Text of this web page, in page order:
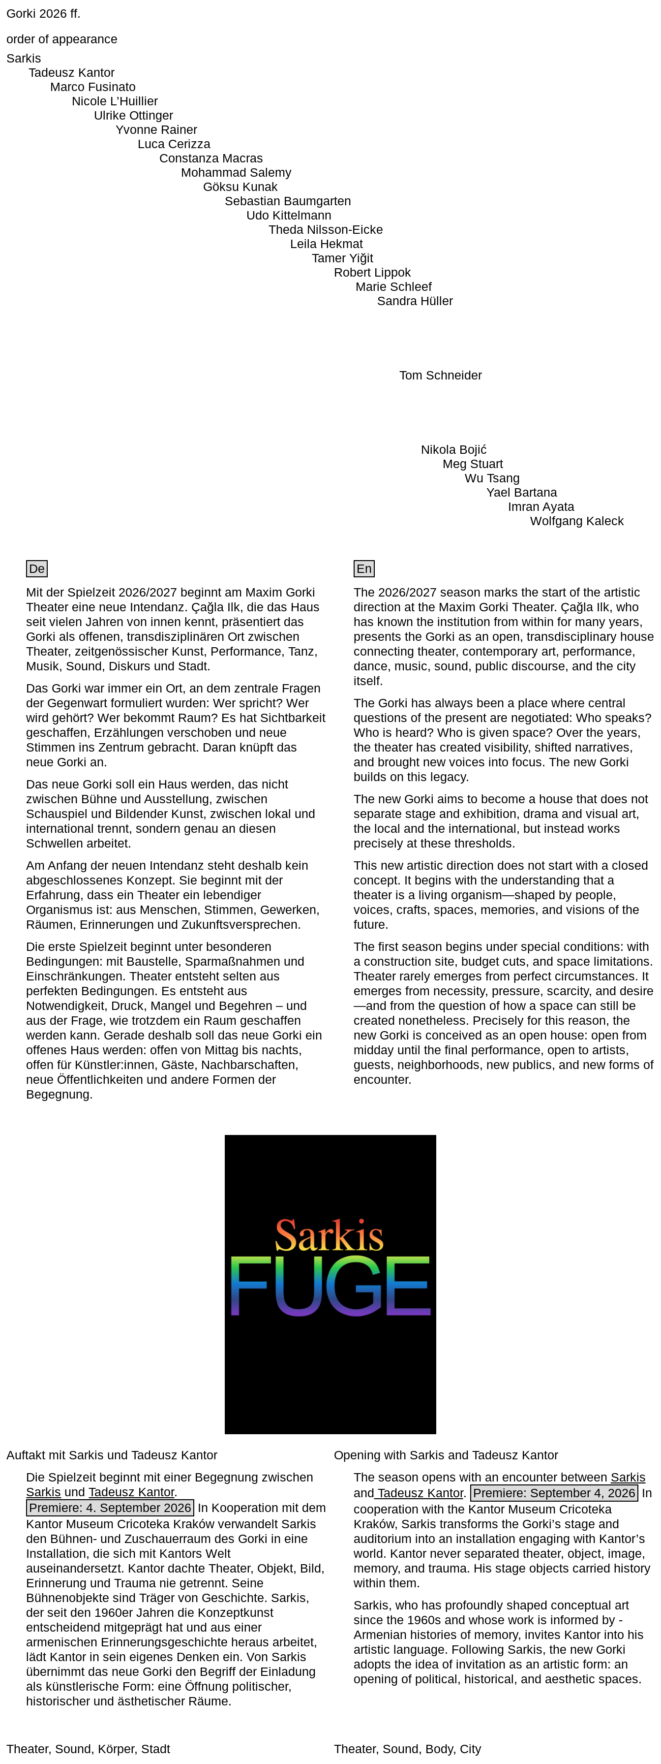
Gorki 2026 ff.
order of appearance
Sarkis
Tadeusz Kantor
Marco Fusinato
Nicole L’Huillier
Ulrike Ottinger
Yvonne Rainer
Luca Cerizza
Constanza Macras
Mohammad Salemy
Göksu Kunak
Sebastian Baumgarten
Udo Kittelmann
Theda Nilsson-Eicke
Leila Hekmat
Tamer Yiğit
Robert Lippok
Marie Schleef
Sandra Hüller
Tom Schneider
Nikola Bojić
Meg Stuart
Wu Tsang
Yael Bartana
Imran Ayata
Wolfgang Kaleck
De
Mit der Spielzeit 2026/2027 beginnt am Maxim Gorki
Theater eine neue Intendanz. Çağla Ilk, die das Haus
seit vielen Jahren von innen kennt, präsentiert das
Gorki als offenen, transdisziplinären Ort zwischen
Theater, zeitgenössischer Kunst, Performance, Tanz,
Musik, Sound, Diskurs und Stadt.
Das Gorki war immer ein Ort, an dem zentrale Fragen
der Gegenwart formuliert wurden: Wer spricht? Wer
wird gehört? Wer bekommt Raum? Es hat Sichtbarkeit
geschaffen, Erzählungen verschoben und neue
Stimmen ins Zentrum gebracht. Daran knüpft das
neue Gorki an.
Das neue Gorki soll ein Haus werden, das nicht
zwischen Bühne und Ausstellung, zwischen
Schauspiel und Bildender Kunst, zwischen lokal und
international trennt, sondern genau an diesen
Schwellen arbeitet.
Am Anfang der neuen Intendanz steht deshalb kein
abgeschlossenes Konzept. Sie beginnt mit der
Erfahrung, dass ein Theater ein lebendiger
Organismus ist: aus Menschen, Stimmen, Gewerken,
Räumen, Erinnerungen und Zukunftsversprechen.
Die erste Spielzeit beginnt unter besonderen
Bedingungen: mit Baustelle, Sparmaßnahmen und
Einschränkungen. Theater entsteht selten aus
perfekten Bedingungen. Es entsteht aus
Notwendigkeit, Druck, Mangel und Begehren – und
aus der Frage, wie trotzdem ein Raum geschaffen
werden kann. Gerade deshalb soll das neue Gorki ein
offenes Haus werden: offen von Mittag bis nachts,
offen für Künstler:innen, Gäste, Nachbarschaften,
neue Öffentlichkeiten und andere Formen der
Begegnung.
En
The 2026/2027 season marks the start of the artistic
direction at the Maxim Gorki Theater. Çağla Ilk, who
has known the institution from within for many years,
presents the Gorki as an open, transdisciplinary house
connecting theater, contemporary art, performance,
dance, music, sound, public discourse, and the city
itself.
The Gorki has always been a place where central
questions of the present are negotiated: Who speaks?
Who is heard? Who is given space? Over the years,
the theater has created visibility, shifted narratives,
and brought new voices into focus. The new Gorki
builds on this legacy.
The new Gorki aims to become a house that does not
separate stage and exhibition, drama and visual art,
the local and the international, but instead works
precisely at these thresholds.
This new artistic direction does not start with a closed
concept. It begins with the understanding that a
theater is a living organism—shaped by people,
voices, crafts, spaces, memories, and visions of the
future.
The first season begins under special conditions: with
a construction site, budget cuts, and space limitations.
Theater rarely emerges from perfect circumstances. It
emerges from necessity, pressure, scarcity, and desire
—and from the question of how a space can still be
created nonetheless. Precisely for this reason, the
new Gorki is conceived as an open house: open from
midday until the final performance, open to artists,
guests, neighborhoods, new publics, and new forms of
encounter.
Auftakt mit Sarkis und Tadeusz Kantor
Die Spielzeit beginnt mit einer Begegnung zwischen
Sarkis undTadeusz Kantor.
Premiere: 4. September 2026 In Kooperation mit dem
Kantor Museum Cricoteka Kraków verwandelt Sarkis
den Bühnen- und Zuschauerraum des Gorki in eine
Installation, die sich mit Kantors Welt
auseinandersetzt. Kantor dachte Theater, Objekt, Bild,
Erinnerung und Trauma nie getrennt. Seine
Bühnenobjekte sind Träger von Geschichte. Sarkis,
der seit den 1960er Jahren die Konzeptkunst
entscheidend mitgeprägt hat und aus einer
armenischen ­Erinnerungsgeschichte heraus arbeitet,
lädt Kantor in sein eigenes Denken ein. Von Sarkis
übernimmt das neue Gorki den Begriff der Einladung
als künstlerische Form: eine Öffnung politischer,
historischer und ästhetischer Räume.
Opening with Sarkis and Tadeusz Kantor
The season opens with an encounter between Sarkis
and Tadeusz Kantor. Premiere: September 4, 2026 In
cooperation with the ­Kantor Museum Cricoteka
Kraków, Sarkis transforms the Gorki’s stage and
auditorium into an installation engaging with Kantor’s
world. Kantor never separated theater, object, image,
memory, and trauma. His stage objects carried history
within them.
Sarkis, who has profoundly shaped conceptual art
since the 1960s and whose work is informed by ­
Armenian histories of memory, invites Kantor into his
artistic language. Following Sarkis, the new Gorki
adopts the idea of invitation as an artistic form: an
opening of political, historical, and aesthetic spaces.
Theater, Sound, Körper, Stadt
Theater, Sound, Body, City